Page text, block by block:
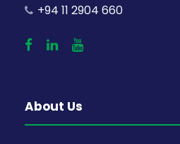
+94 11 2904 660
About Us